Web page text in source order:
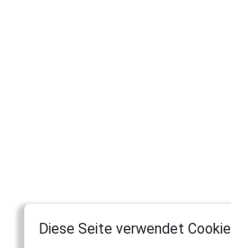
Diese Seite verwendet